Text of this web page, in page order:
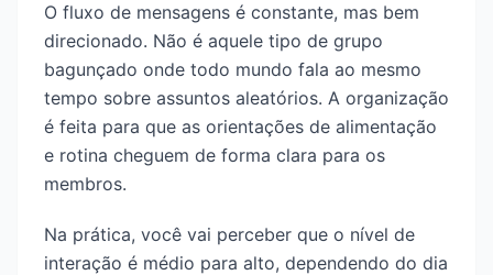
O fluxo de mensagens é constante, mas bem
direcionado. Não é aquele tipo de grupo
bagunçado onde todo mundo fala ao mesmo
tempo sobre assuntos aleatórios. A organização
é feita para que as orientações de alimentação
e rotina cheguem de forma clara para os
membros.
Na prática, você vai perceber que o nível de
interação é médio para alto, dependendo do dia